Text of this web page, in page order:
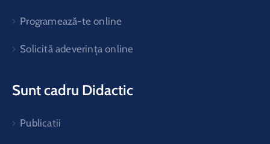
Programează-te online
Solicită adeverința online
Sunt cadru Didactic
Publicatii